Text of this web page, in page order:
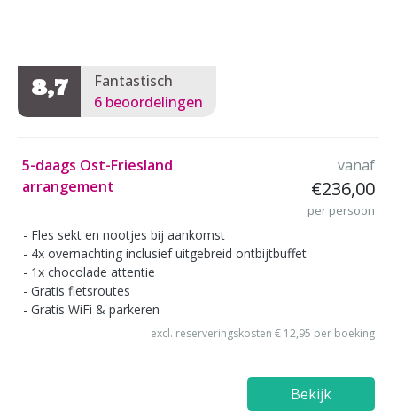
8,7
Fantastisch
6 beoordelingen
5-daags Ost-Friesland
arrangement
vanaf
€236,00
per persoon
Fles sekt en nootjes bij aankomst
4x overnachting inclusief uitgebreid ontbijtbuffet
1x chocolade attentie
Gratis fietsroutes
Gratis WiFi & parkeren
excl. reserveringskosten € 12,95 per boeking
Bekijk